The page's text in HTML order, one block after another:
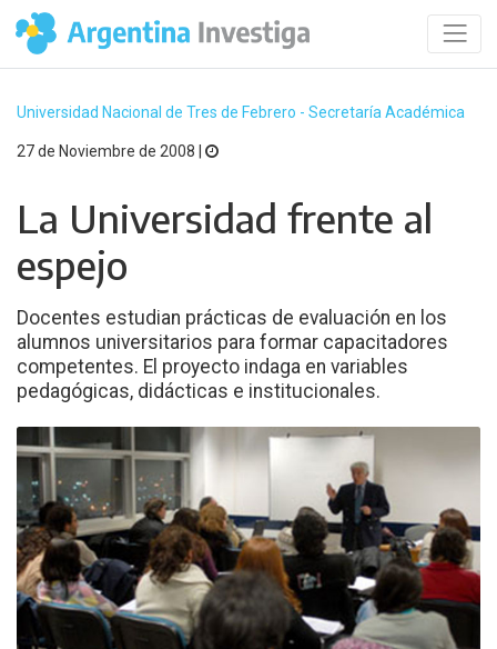
Universidad Nacional de Tres de Febrero - Secretaría Académica
27 de Noviembre de 2008 |
La Universidad frente al
espejo
Docentes estudian prácticas de evaluación en los
alumnos universitarios para formar capacitadores
competentes. El proyecto indaga en variables
pedagógicas, didácticas e institucionales.